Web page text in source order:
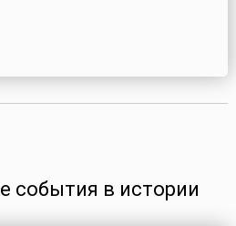
события в истории